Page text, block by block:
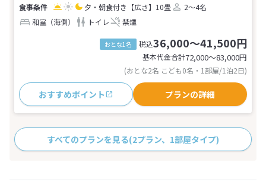
夕・朝食付き 【広さ】10畳
2～4名
和室（海側）
トイレ 禁煙
おとな1名 税込36,000～41,500円
基本代金合計72,000〜83,000円
(おとな2名 こども0名・1部屋/1泊2日)
おすすめポイント プランの詳細
すべてのプランを見る(2プラン、1部屋タイプ)